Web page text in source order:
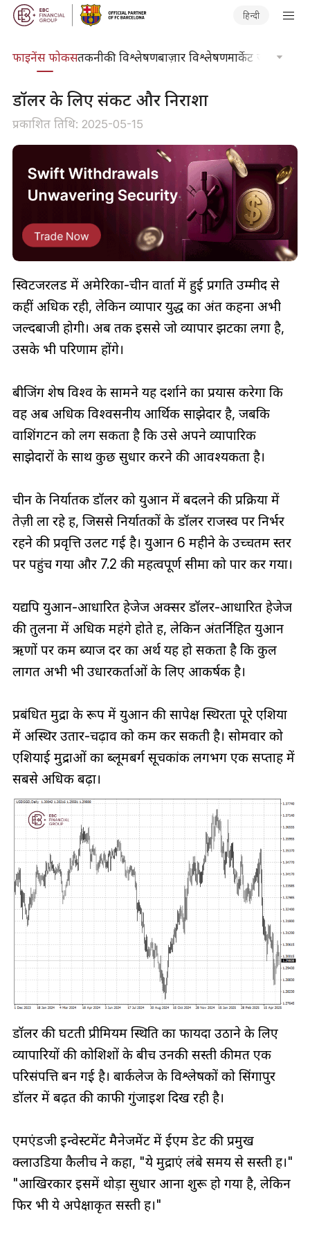
हिन्दी
फाइनेंस फोकसतकनीकी विश्लेषणबाज़ार विश्लेषणमार्केट जर्नलट्रेडिंग
​डॉलर के लिए संकट और निराशा
प्रकाशित तिथि: 2025-05-15
स्विटजरलैंड में अमेरिका-चीन वार्ता में हुई प्रगति उम्मीद से
कहीं अधिक रही, लेकिन व्यापार युद्ध का अंत कहना अभी
जल्दबाजी होगी। अब तक इससे जो व्यापार झटका लगा है,
उसके भी परिणाम होंगे।
बीजिंग शेष विश्व के सामने यह दर्शाने का प्रयास करेगा कि
वह अब अधिक विश्वसनीय आर्थिक साझेदार है, जबकि
वाशिंगटन को लग सकता है कि उसे अपने व्यापारिक
साझेदारों के साथ कुछ सुधार करने की आवश्यकता है।
चीन के निर्यातक डॉलर को युआन में बदलने की प्रक्रिया में
तेज़ी ला रहे हैं, जिससे निर्यातकों के डॉलर राजस्व पर निर्भर
रहने की प्रवृत्ति उलट गई है। युआन 6 महीने के उच्चतम स्तर
पर पहुंच गया और 7.2 की महत्वपूर्ण सीमा को पार कर गया।
यद्यपि युआन-आधारित हेजेज अक्सर डॉलर-आधारित हेजेज
की तुलना में अधिक महंगे होते हैं, लेकिन अंतर्निहित युआन
ऋणों पर कम ब्याज दर का अर्थ यह हो सकता है कि कुल
लागत अभी भी उधारकर्ताओं के लिए आकर्षक है।
प्रबंधित मुद्रा के रूप में युआन की सापेक्ष स्थिरता पूरे एशिया
में अस्थिर उतार-चढ़ाव को कम कर सकती है। सोमवार को
एशियाई मुद्राओं का ब्लूमबर्ग सूचकांक लगभग एक सप्ताह में
सबसे अधिक बढ़ा।
डॉलर की घटती प्रीमियम स्थिति का फायदा उठाने के लिए
व्यापारियों की कोशिशों के बीच उनकी सस्ती कीमत एक
परिसंपत्ति बन गई है। बार्कलेज के विश्लेषकों को सिंगापुर
डॉलर में बढ़त की काफी गुंजाइश दिख रही है।
एमएंडजी इन्वेस्टमेंट मैनेजमेंट में ईएम डेट की प्रमुख
क्लाउडिया कैलीच ने कहा, "ये मुद्राएं लंबे समय से सस्ती हैं।"
"आखिरकार इसमें थोड़ा सुधार आना शुरू हो गया है, लेकिन
फिर भी ये अपेक्षाकृत सस्ती हैं।"